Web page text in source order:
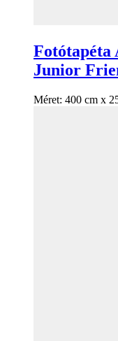
Junior
Méret: 400 cm x